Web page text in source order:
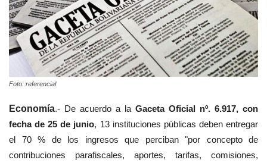
Foto: referencial
Economía.- De acuerdo a la Gaceta Oficial nº. 6.917, con
fecha de 25 de junio, 13 instituciones públicas deben entregar
el 70 % de los ingresos que perciban "por concepto de
contribuciones parafiscales, aportes, tarifas, comisiones,